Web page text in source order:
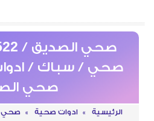
صحي / سباك /
صحي
الرئيسية » ادوات صحية »